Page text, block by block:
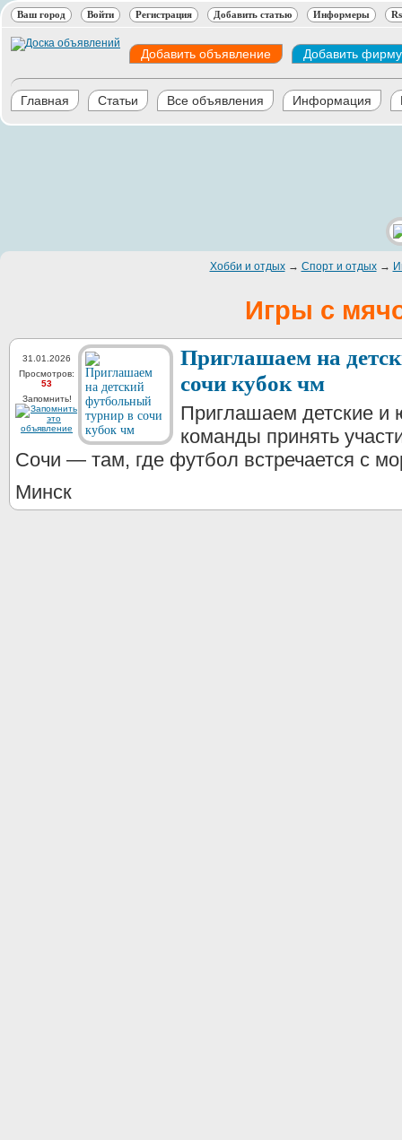
Ваш город Войти Регистрация Добавить статью Информеры
Добавить объявление Добавить фирму
Главная Статьи Все объявления Информация
Хобби и отдых→ Спорт и отдых→
Игры с
31.01.2026
Просмотров:
53
Запомнить!
Приглашаем на
сочи кубок чм
Приглашаем детские
команды принять
Сочи — там, где футбол встречается с
Минск